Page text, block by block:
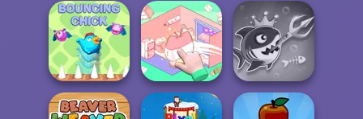
Gacha Life 3 Fun Colors Egg Farm